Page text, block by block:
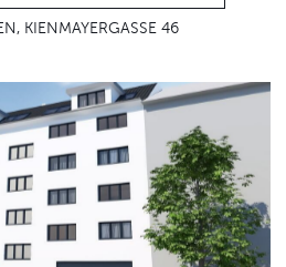
KIENMAYERGASSE 46